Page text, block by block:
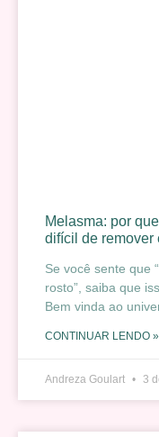
Melasma: por
difícil de remover
Se você sente que
rosto”, saiba que
Bem vinda ao
CONTINUAR LENDO »
Andreza Goulart 3